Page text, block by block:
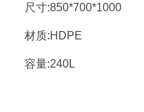
尺寸:850*700*1000
材质:HDPE
容量:240L